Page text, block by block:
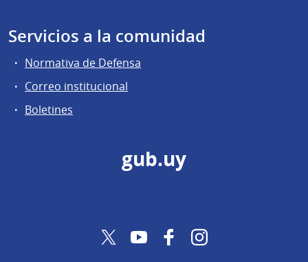
Servicios a la comunidad
Normativa de Defensa
Correo institucional
Boletines
gub.uy
TwitterYouTubeFacebookInstagram